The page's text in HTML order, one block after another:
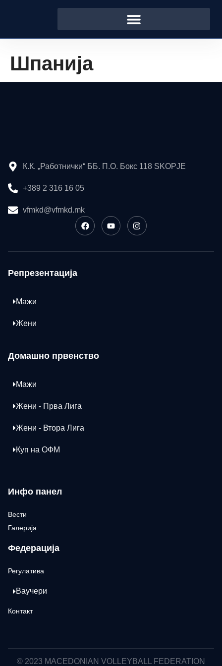
Шпанија
К.К. „Работнички“ ББ. П.О. Бокс 118 SKOPJE
+389 2 316 16 05
vfmkd@vfmkd.mk
Репрезентација
Мажи
Жени
Домашно првенство
Мажи
Жени - Прва Лига
Жени - Втора Лига
Куп на ОФМ
Инфо панел
Вести
Галерија
Федерација
Регулатива
Ваучери
Контакт
© 2023 MACEDONIAN VOLLEYBALL FEDERATION